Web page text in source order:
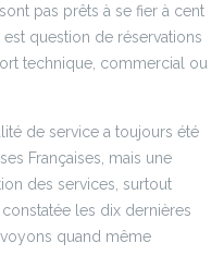
pas prêts à se fier à cent
question de réservations
technique, commercial ou
de service a toujours été
Françaises, mais une
des services, surtout
les dix dernières
quand même